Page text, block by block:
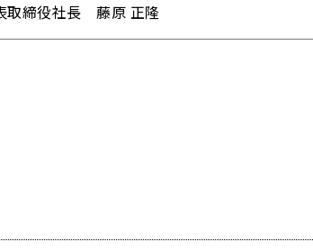
取締役社長 藤原 正隆